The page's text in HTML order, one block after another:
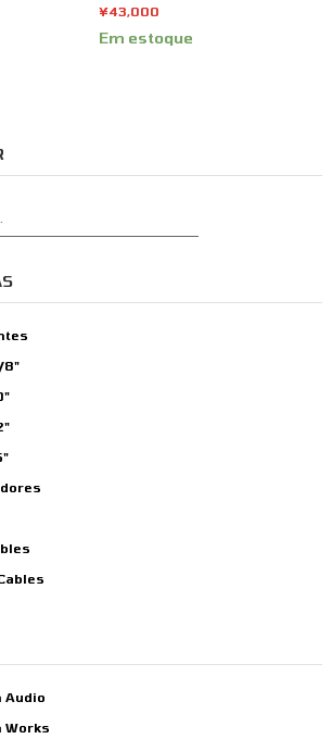
¥43,000
Em estoque
8"
Audio
Works